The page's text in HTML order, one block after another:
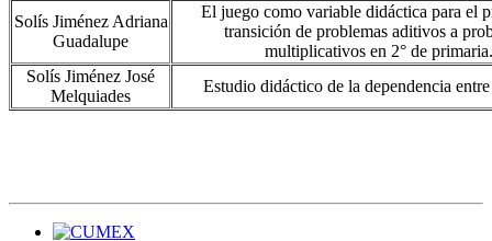
Solís Jiménez Adriana
Guadalupe
El juego como variable didáctica para el
transición de problemas aditivos a
multiplicativos en 2° de primaria.
Solís Jiménez José
Melquiades
Estudio didáctico de la dependencia